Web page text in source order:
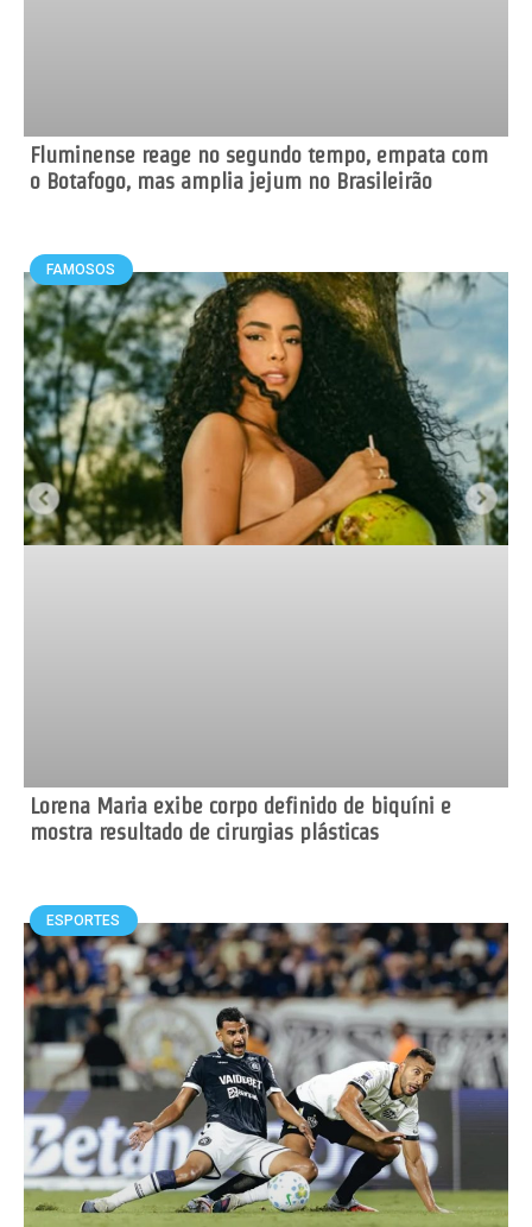
Fluminense reage no segundo tempo, empata com
o Botafogo, mas amplia jejum no Brasileirão
FAMOSOS
Lorena Maria exibe corpo definido de biquíni e
mostra resultado de cirurgias plásticas
ESPORTES